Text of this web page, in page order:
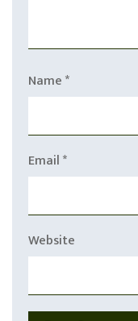
Name*
Email*
Website